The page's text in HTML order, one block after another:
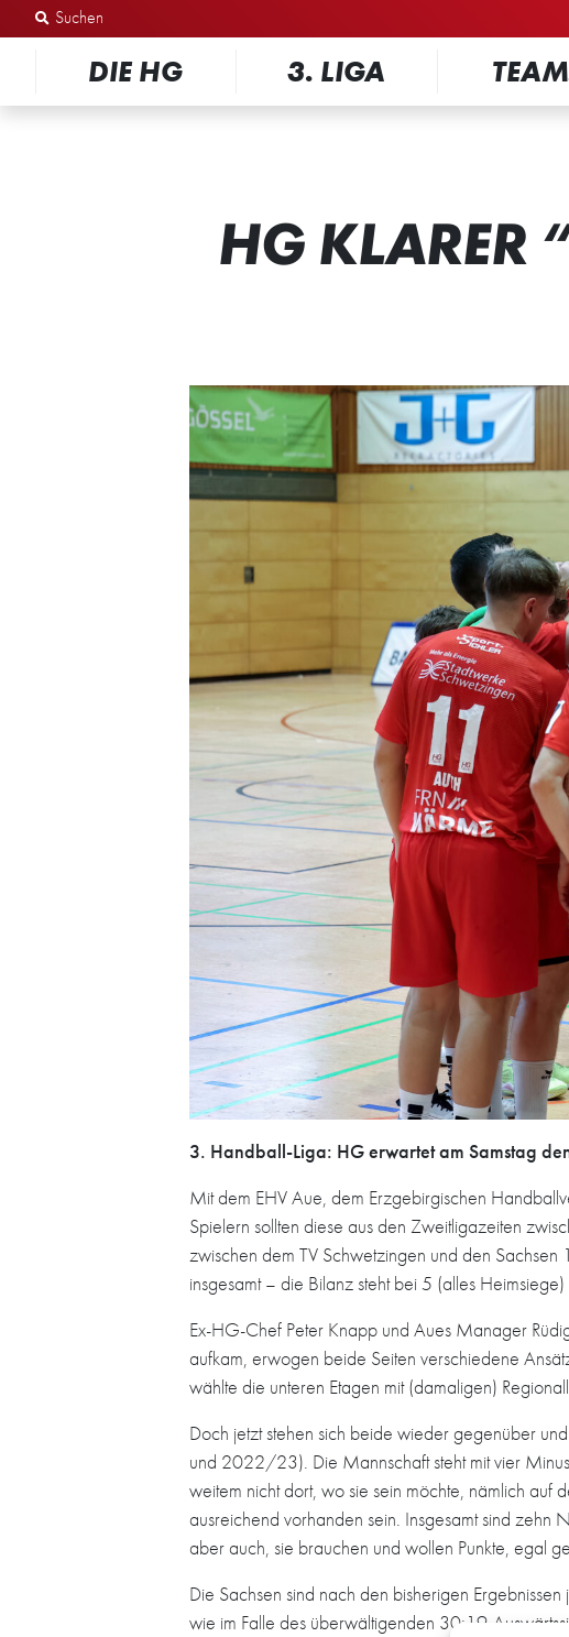
Zum Inhalt springen
DIE HG 3. LIGA
HG KLARER
3. Handball-Liga: HG erwartet am Samstag
Mit dem EHV Aue, dem Erzgebirgischen
Spielern sollten diese aus den Zweitligazeiten
zwischen dem TV Schwetzingen und den
insgesamt – die Bilanz steht bei 5 (alles
Ex-HG-Chef Peter Knapp und Aues Manager
aufkam, erwogen beide Seiten verschiedene
wählte die unteren Etagen mit (damaligen)
Doch jetzt stehen sich beide wieder gegenüber
und 2022/23). Die Mannschaft steht mit vier
weitem nicht dort, wo sie sein möchte, nämlich auf
ausreichend vorhanden sein. Insgesamt sind zehn
aber auch, sie brauchen und wollen Punkte, egal
Die Sachsen sind nach den bisherigen
wie im Falle des überwältigenden 30:19-